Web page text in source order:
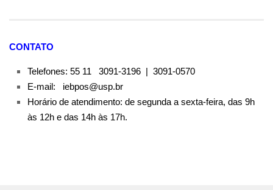
6º CIEAMP
Exposições
Manuel Correia de Andrade – o divulgador
CONTATO
Telefones: 55 11 3091-3196 | 3091-0570
E-mail: iebpos@usp.br
Horário de atendimento: de segunda a sexta-feira, das 9h
às 12h e das 14h às 17h.